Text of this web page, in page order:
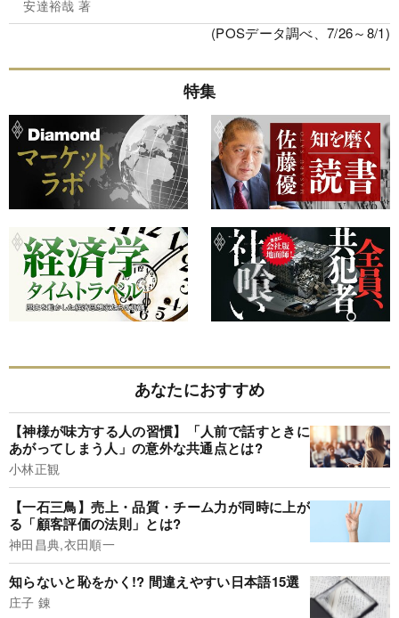
安達裕哉 著
(POSデータ調べ、7/26～8/1)
特集
あなたにおすすめ
【神様が味方する人の習慣】「人前で話すときに
あがってしまう人」の意外な共通点とは?
小林正観
【一石三鳥】売上・品質・チーム力が同時に上が
る「顧客評価の法則」とは?
神田昌典,衣田順一
知らないと恥をかく!? 間違えやすい日本語15選
庄子 錬